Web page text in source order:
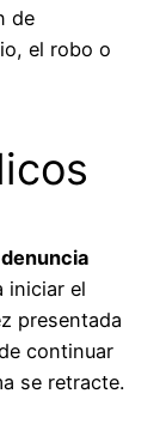
de
el robo o
iniciar el
presentada
continuar
se retracte.